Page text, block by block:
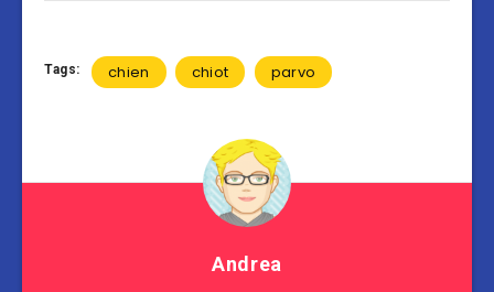
Tags: chien chiot parvo
Andrea